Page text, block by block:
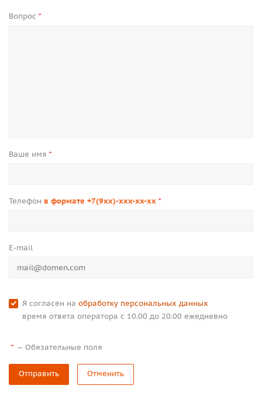
Вопрос *
Ваше имя *
Телефон в формате +7(9xx)-xxx-xx-xx *
E-mail
Я согласен на обработку персональных данных
время ответа оператора с 10.00 до 20.00 ежедневно
* — Обязательные поля
Отправить Отменить